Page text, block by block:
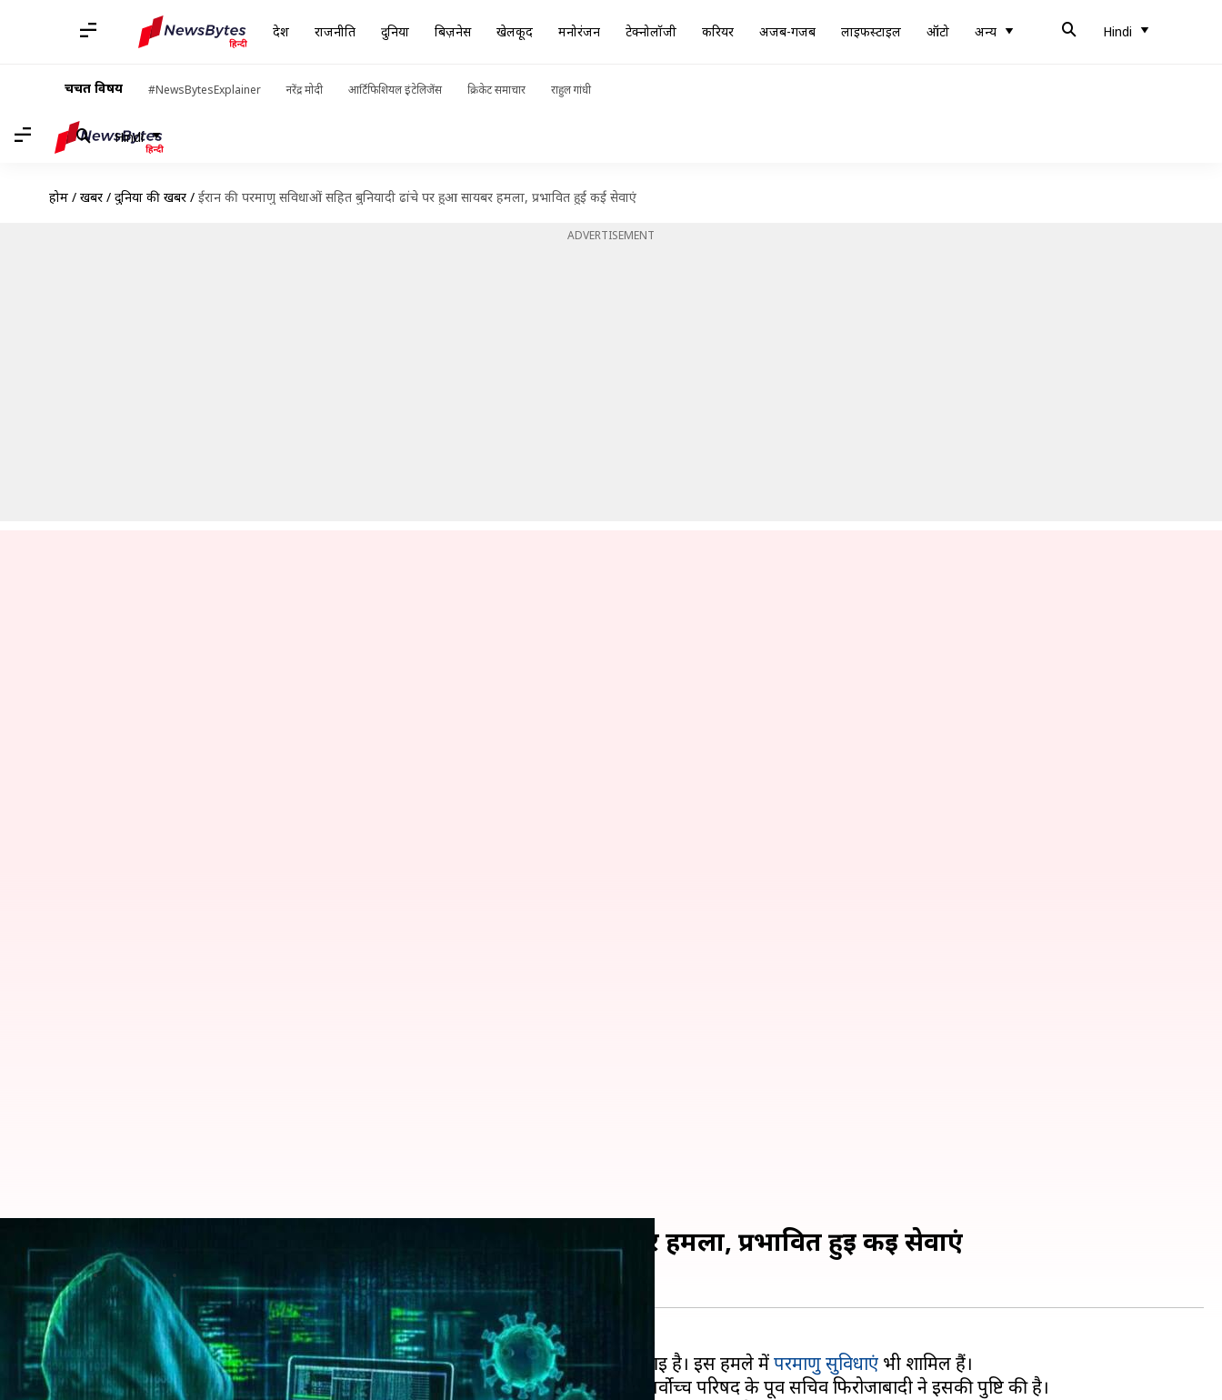
देश राजनीति दुनिया बिज़नेस खेलकूद मनोरंजन टेक्नोलॉजी करियर अजब-गजब लाइफस्टाइल ऑटो अन्य Hindi
चर्चित विषय #NewsBytesExplainer नरेंद्र मोदी आर्टिफिशियल इंटेलिजेंस क्रिकेट समाचार राहुल गांधी
Hindi
होम / खबरें / दुनिया की खबरें / ईरान की परमाणु सविधाओं सहित बुनियादी ढांचे पर हुआ सायबर हमला, प्रभावित हुई कई सेवाएं
ADVERTISEMENT
ईरान की परमाणु सविधाओं सहित बुनियादी ढांचे पर हुआ सायबर हमला, प्रभावित हुई कई सेवाएं
भारत शर्मा Oct 12, 2024 02:02 pm
क्या है खबर?
मध्य-पूर्व में तनाव के बीचईरानके सभी महत्वपूर्ण बुनियादी ढांचे पर सायबर हमला होने की खबर आई है। इस हमले मेंपरमाणु सुविधाएं भी शामिल हैं।
इन हमलों के बीच ईरान सरकार की लगभग सभी सेवाएं बाधित हो गई हैं। ईरान के साइबरस्पेस की सर्वोच्च परिषद के पूर्व सचिव फिरोजाबादी ने इसकी पुष्टि की है।